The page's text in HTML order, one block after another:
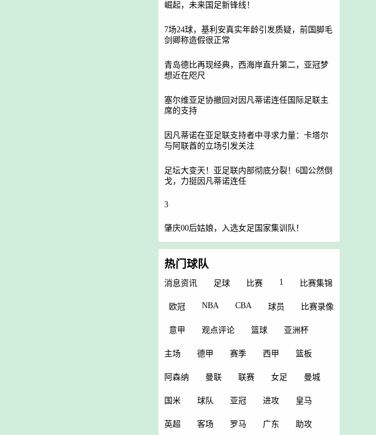
崛起，未来国足新锋线！
7场24球，基利安真实年龄引发质疑，前国脚毛
剑卿称造假很正常
青岛德比再现经典，西海岸直升第二，亚冠梦
想近在咫尺
塞尔维亚足协撤回对因凡蒂诺连任国际足联主
席的支持
因凡蒂诺在亚足联支持者中寻求力量：卡塔尔
与阿联酋的立场引发关注
足坛大变天！亚足联内部彻底分裂！6国公然倒
戈，力挺因凡蒂诺连任
3
肇庆00后姑娘，入选女足国家集训队！
热门球队
消息资讯 足球 比赛 1 比赛集锦
欧冠 NBA CBA 球员 比赛录像
意甲 观点评论 篮球 亚洲杯
主场 德甲 赛季 西甲 篮板
阿森纳 曼联 联赛 女足 曼城
国米 球队 亚冠 进攻 皇马
英超 客场 罗马 广东 助攻